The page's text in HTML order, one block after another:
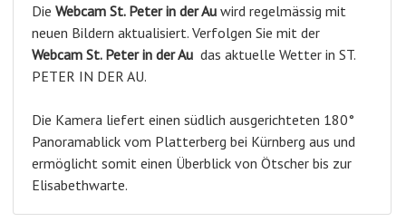
Die Webcam St. Peter in der Au wird regelmässig mit
neuen Bildern aktualisiert. Verfolgen Sie mit der
Webcam St. Peter in der Au das aktuelle Wetter in ST.
PETER IN DER AU.
Die Kamera liefert einen südlich ausgerichteten 180°
Panoramablick vom Platterberg bei Kürnberg aus und
ermöglicht somit einen Überblick von Ötscher bis zur
Elisabethwarte.